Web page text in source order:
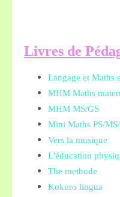
Livres de
Langage et Maths
MHM Maths
MHM MS/GS
Mini Maths PS/
Vers la musique
L'éducation
The methode
Kokoro lingua